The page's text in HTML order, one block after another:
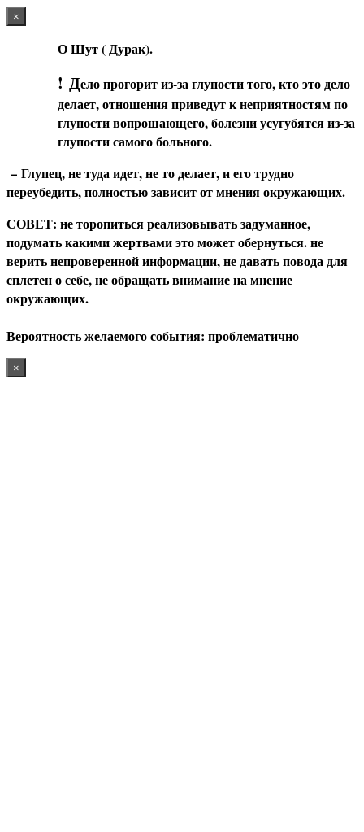
×
О Шут ( Дурак).
! Дело прогорит из-за глупости того, кто это дело
делает, отношения приведут к неприятностям по
глупости вопрошающего, болезни усугубятся из-за
глупости самого больного.
– Глупец, не туда идет, не то делает, и его трудно
переубедить, полностью зависит от мнения окружающих.
СОВЕТ: не торопиться реализовывать задуманное,
подумать какими жертвами это может обернуться. не
верить непроверенной информации, не давать повода для
сплетен о себе, не обращать внимание на мнение
окружающих.
Вероятность желаемого события: проблематично
×